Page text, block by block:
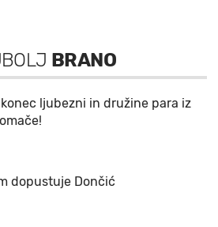
BRANO
ljubezni in družine para iz
dopustuje Dončić